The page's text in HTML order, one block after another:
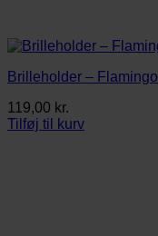
Brilleholder – Flamingo
119,00 kr.
Tilføj til kurv